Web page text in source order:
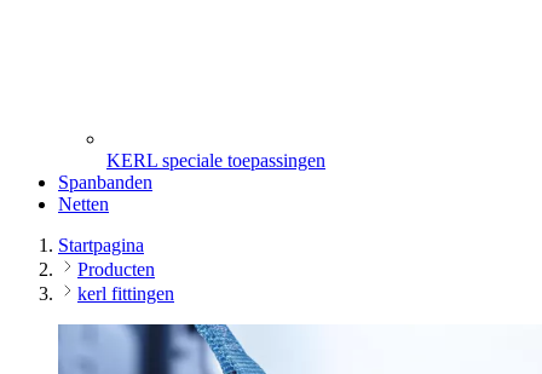
KERL speciale toepassingen
Spanbanden
Netten
Startpagina
Producten
kerl fittingen